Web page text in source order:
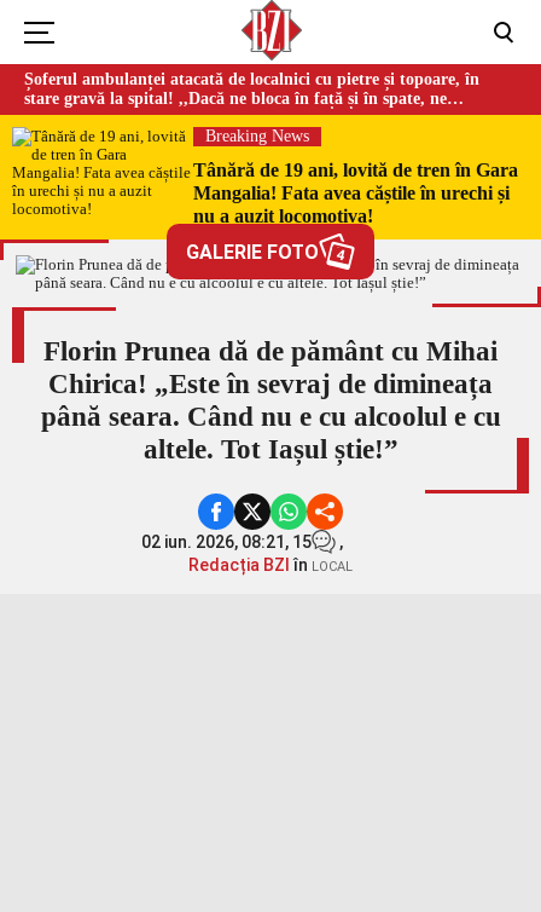
Șoferul ambulanței atacată de localnici cu pietre și topoare, în
stare gravă la spital! ,,Dacă ne bloca în față și în spate, ne
omorau…”
Breaking News
Tânără de 19 ani, lovită de tren în Gara
Mangalia! Fata avea căștile în urechi și
nu a auzit locomotiva!
GALERIE FOTO 4
Florin Prunea dă de pământ cu Mihai
Chirica! „Este în sevraj de dimineața
până seara. Când nu e cu alcoolul e cu
altele. Tot Iașul știe!”
02 iun. 2026, 08:21, 15
,
Redacția BZI în LOCAL